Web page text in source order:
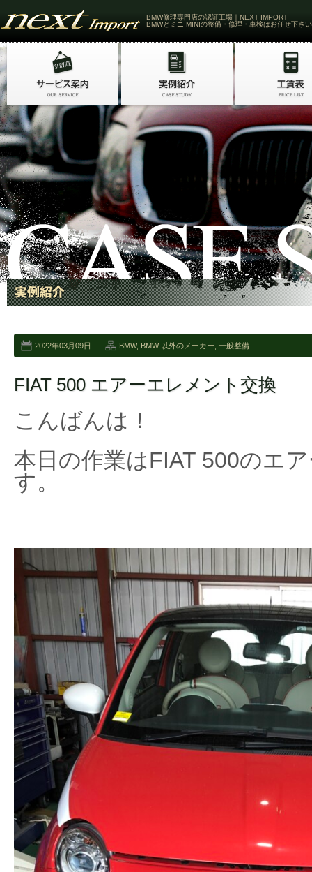
BMW修理専門店の認証工場｜NEXT IMPORT
BMWとミニ MINIの整備・修理・車検はお任せ下さい
2022年03月09日 BMW, BMW 以外のメーカー 一般整備
FIAT 500 エアーエレメント交換
こんばんは！
本日の作業はFIAT 500のエ
す。